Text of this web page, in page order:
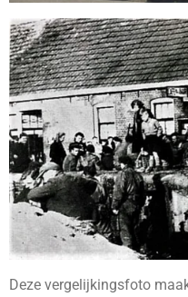
Deze vergelijkingsfoto